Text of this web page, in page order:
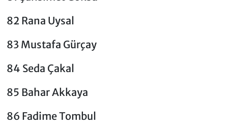
82 Rana Uysal
83 Mustafa Gürçay
84 Seda Çakal
85 Bahar Akkaya
86 Fadime Tombul